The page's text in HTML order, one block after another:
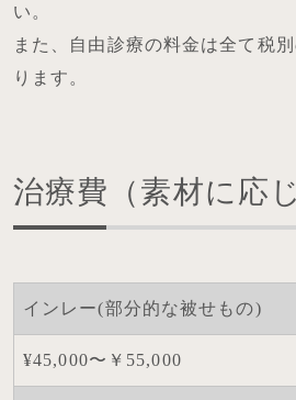
い。
また、自由診療の料金は全て税
ります。
治療費（素材に応
インレー(部分的な被せもの)
¥45,000〜￥55,000